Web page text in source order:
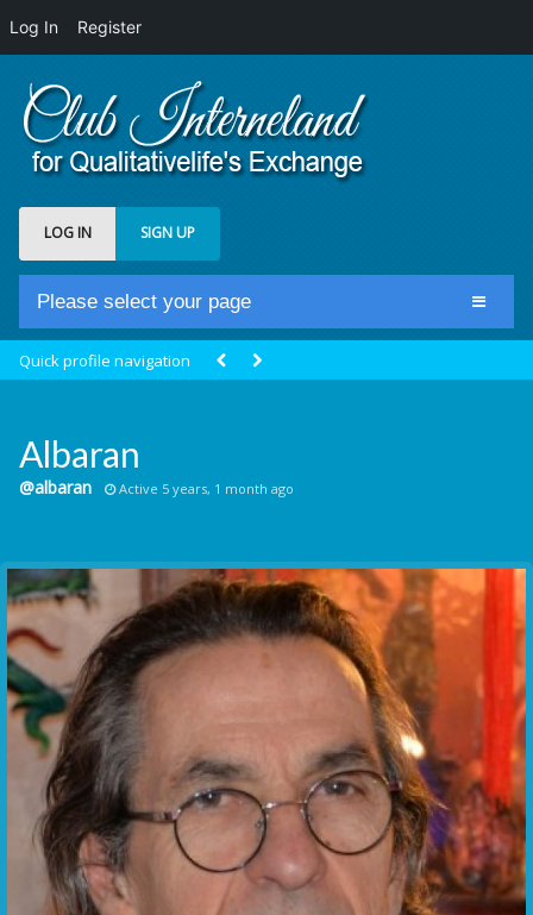
Log In Register
LOG IN SIGN UP
Please select your page
Groups
Communication Point
Cristal Temple
Meeting Point
The Yacht Club
Quick profile navigation
Albaran
@albaran Active 5 years, 1 month ago